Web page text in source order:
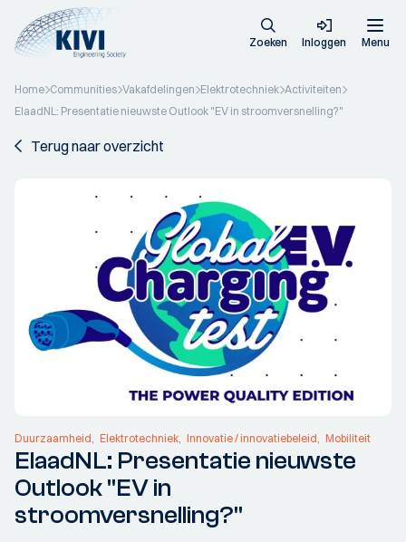
Zoeken Inloggen Menu
Home Communities Vakafdelingen Elektrotechniek Activiteiten
ElaadNL: Presentatie nieuwste Outlook "EV in stroomversnelling?"
Terug naar overzicht
Duurzaamheid Elektrotechniek Innovatie / innovatiebeleid Mobiliteit
ElaadNL: Presentatie nieuwste
Outlook "EV in
stroomversnelling?"